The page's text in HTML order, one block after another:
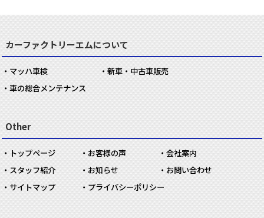
カーファクトリーエムについて
マッハ車検
新車・中古車販売
車の総合メンテナンス
Other
トップページ お客様の声
会社案内
スタッフ紹介
お知らせ
お問い合わせ
サイトマップ
プライバシーポリシー